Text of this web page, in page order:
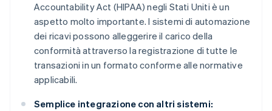
Accountability Act (HIPAA) negli Stati Uniti è un
aspetto molto importante. I sistemi di automazione
dei ricavi possono alleggerire il carico della
conformità attraverso la registrazione di tutte le
transazioni in un formato conforme alle normative
applicabili.
Semplice integrazione con altri sistemi: